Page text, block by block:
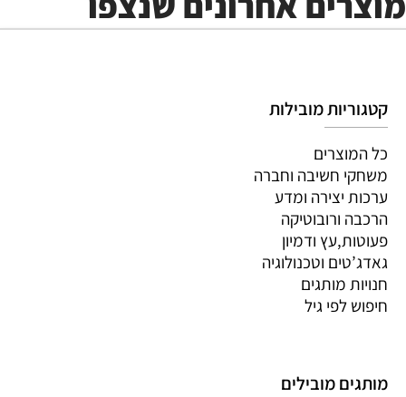
קטגוריות מובילות
כל המוצרים
משחקי חשיבה וחברה
ערכות יצירה ומדע
הרכבה ורובוטיקה
פעוטות,עץ ודמיון
גאדג’טים וטכנולוגיה
חנויות מותגים
חיפוש לפי גיל
מותגים מובילים